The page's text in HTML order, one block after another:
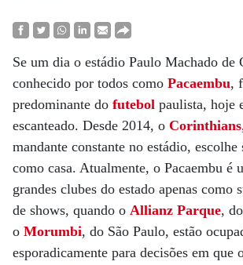
Se um dia o estádio Paulo Machado de
conhecido por todos como Pacaembu,
predominante do futebol paulista, hoje
escanteado. Desde 2014, o Corinthians
mandante constante no estádio, escolhe
como casa. Atualmente, o Pacaembu é
grandes clubes do estado apenas como
de shows, quando o Allianz Parque, do
o Morumbi, do São Paulo, estão
esporadicamente para decisões em que